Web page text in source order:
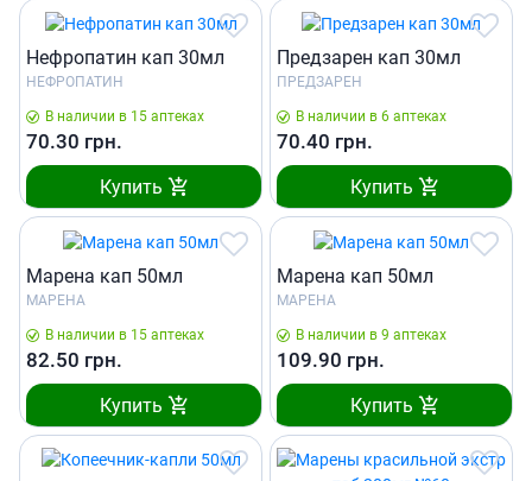
Нефропатин кап 30мл
НЕФРОПАТИН
В наличии в 15 аптеках
70.30 грн.
Купить
Предзарен кап 30мл
ПРЕДЗАРЕН
В наличии в 6 аптеках
70.40 грн.
Купить
Марена кап 50мл
МАРЕНА
В наличии в 15 аптеках
82.50 грн.
Купить
Марена кап 50мл
МАРЕНА
В наличии в 9 аптеках
109.90 грн.
Купить